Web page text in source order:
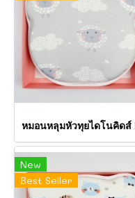
หมอนหลุมหัวทุยไดโนคิดส์
New
Best Seller